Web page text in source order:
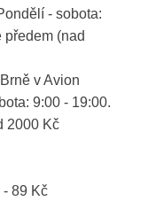
- sobota:
předem (nad
v Avion
9:00 - 19:00.
2000 Kč
89 Kč